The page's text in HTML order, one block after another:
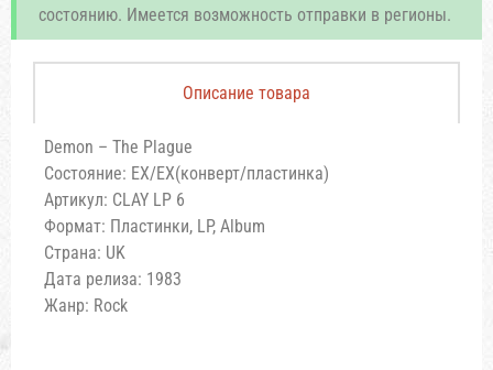
состоянию. Имеется возможность отправки в регионы.
Описание товара
Demon – The Plague
Состояние: EX/EX(конверт/пластинка)
Артикул: CLAY LP 6
Формат: Пластинки, LP, Album
Страна: UK
Дата релиза: 1983
Жанр: Rock